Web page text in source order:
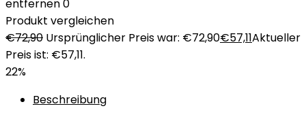
entfernen0
Produkt vergleichen
€72,90 Ursprünglicher Preis war: €72,90€57,11Aktueller
Preis ist: €57,11.
22%
Beschreibung